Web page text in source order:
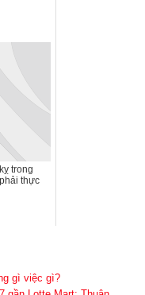
trong
thực
gì việc gì?